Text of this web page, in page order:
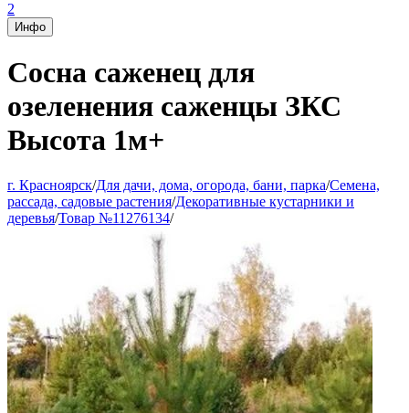
2
Инфо
Сосна саженец для
озеленения саженцы ЗКС
Высота 1м+
г. Красноярск/Для дачи, дома, огорода, бани, парка/Семена,
рассада, садовые растения/Декоративные кустарники и
деревья/Товар №11276134/